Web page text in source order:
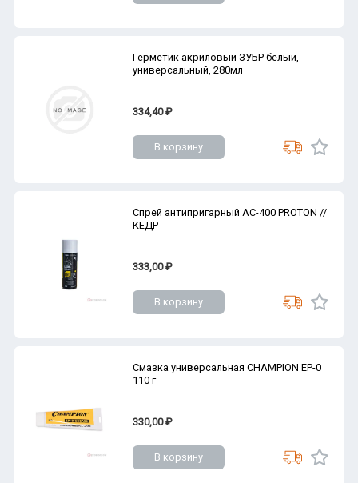
Герметик акриловый ЗУБР белый,
универсальный, 280мл
334,40 ₽
В корзину
Спрей антипригарный АС-400 PROTON //
КЕДР
333,00 ₽
В корзину
Смазка универсальная CHAMPION EP-0
110 г
330,00 ₽
В корзину